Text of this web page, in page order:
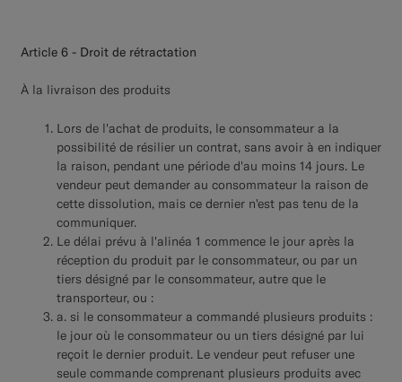
Article 6 - Droit de rétractation
À la livraison des produits
Lors de l'achat de produits, le consommateur a la
possibilité de résilier un contrat, sans avoir à en indiquer
la raison, pendant une période d'au moins 14 jours. Le
vendeur peut demander au consommateur la raison de
cette dissolution, mais ce dernier n'est pas tenu de la
communiquer.
Le délai prévu à l'alinéa 1 commence le jour après la
réception du produit par le consommateur, ou par un
tiers désigné par le consommateur, autre que le
transporteur, ou :
a. si le consommateur a commandé plusieurs produits :
le jour où le consommateur ou un tiers désigné par lui
reçoit le dernier produit. Le vendeur peut refuser une
seule commande comprenant plusieurs produits avec